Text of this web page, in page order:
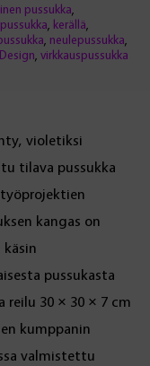
pussukka,
, kerällä,
, neulepussukka,
, virkkauspussukka
violetiksi
tilava pussukka
kangas on
pussukasta
30 × 30 × 7 cm
kumppanin
valmistettu